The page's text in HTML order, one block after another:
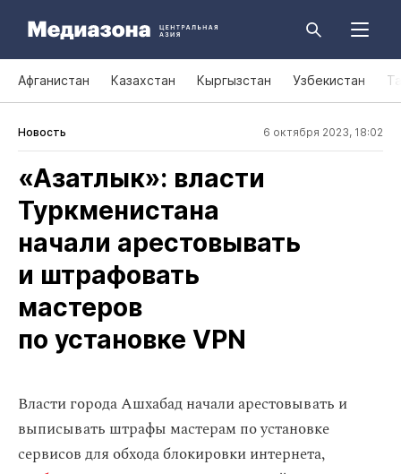
Афганистан Казахстан Кыргызстан Узбекистан
Новость 6 октября 2023, 18:02
«Азатлык»: власти
Туркменистана
начали арестовывать
и штрафовать
мастеров
по установке VPN
Власти города Ашхабад начали арестовывать и
выписывать штрафы мастерам по установке
сервисов для обхода блокировки интернета,